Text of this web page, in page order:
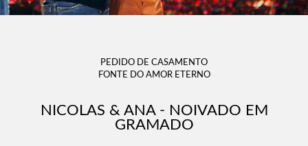
PEDIDO DE CASAMENTO
FONTE DO AMOR ETERNO
NICOLAS & ANA - NOIVADO EM
GRAMADO